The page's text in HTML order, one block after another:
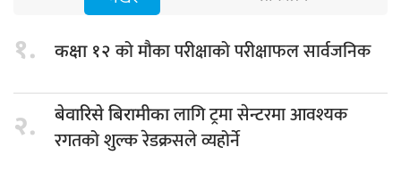
१. कक्षा १२को मौका परीक्षाको परीक्षाफल सार्वजनिक
२. बेवारिसे बिरामीकालागि ट्रमा सेन्टरमा आवश्यक
रगतको शुल्क रेडक्रसले व्यहोर्ने